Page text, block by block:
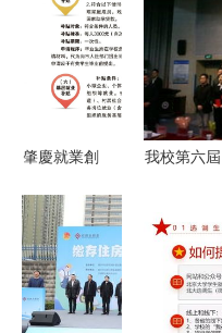
肇慶就業創
析 活動細
節揭示多重
福利浪潮
我校第六屆
創業教育宣
傳月活動圓
滿閉幕